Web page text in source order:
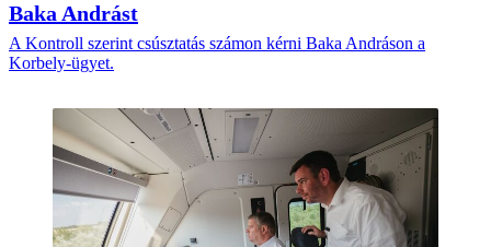
Baka Andrást
A Kontroll szerint csúsztatás számon kérni Baka Andráson a
Korbely-ügyet.